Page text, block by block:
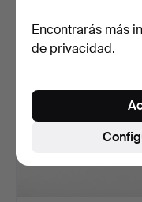
Encontrarás más
de privacidad.